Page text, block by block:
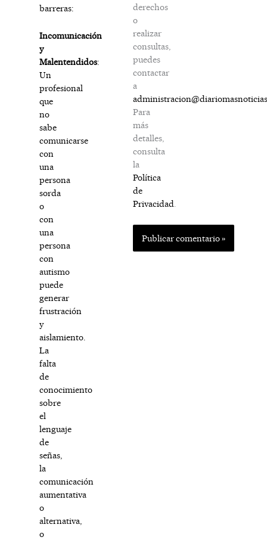
barreras:
Incomunicación
y
Malentendidos:
Un
profesional
que
no
sabe
comunicarse
con
una
persona
sorda
o
con
una
persona
con
autismo
puede
generar
frustración
y
aislamiento.
La
falta
de
conocimiento
sobre
el
lenguaje
de
señas,
la
comunicación
aumentativa
o
alternativa,
o
derechos
o
realizar
consultas,
puedes
contactar
a
Para
más
detalles,
consulta
la
Política
de
Privacidad